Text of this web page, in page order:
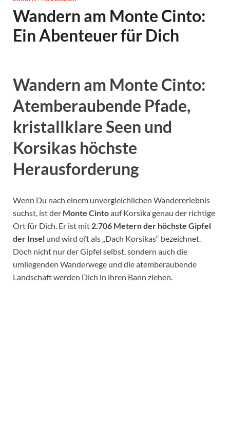
Wandern am Monte Cinto:
Ein Abenteuer für Dich
Wandern am Monte Cinto:
Atemberaubende Pfade,
kristallklare Seen und
Korsikas höchste
Herausforderung
Wenn Du nach einem unvergleichlichen Wandererlebnis
suchst, ist der Monte Cintoauf Korsika genau der richtige
Ort für Dich. Er ist mit 2.706 Metern der höchste Gipfel
der Insel und wird oft als „Dach Korsikas“ bezeichnet.
Doch nicht nur der Gipfel selbst, sondern auch die
umliegenden Wanderwege und die atemberaubende
Landschaft werden Dich in ihren Bann ziehen.